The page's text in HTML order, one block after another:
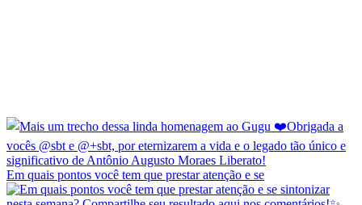
Em quais pontos você tem que prestar atenção e se